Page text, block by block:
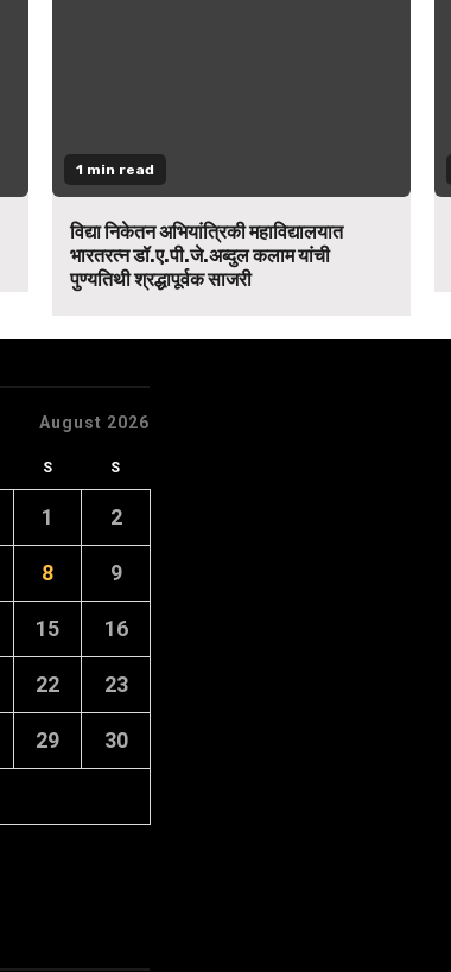
1 min read
विद्या निकेतन अभियांत्रिकी महाविद्यालयात
भारतरत्न डॉ.ए.पी.जे.अब्दुल कलाम यांची
पुण्यतिथी श्रद्धापूर्वक साजरी
August 2026
S S
1 2
8 9
15 16
22 23
29 30